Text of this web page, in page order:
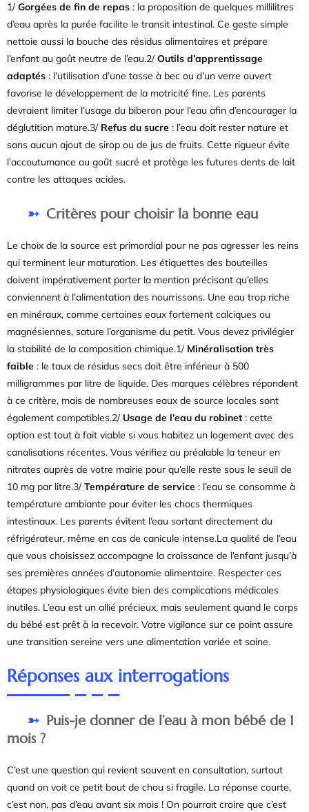
1/Gorgées de fin de repas : la proposition de quelques millilitres
d’eau après la purée facilite le transit intestinal. Ce geste simple
nettoie aussi la bouche des résidus alimentaires et prépare
l’enfant au goût neutre de l’eau.2/Outils d’apprentissage
adaptés : l’utilisation d’une tasse à bec ou d’un verre ouvert
favorise le développement de la motricité fine. Les parents
devraient limiter l’usage du biberon pour l’eau afin d’encourager la
déglutition mature.3/ Refus du sucre : l’eau doit rester nature et
sans aucun ajout de sirop ou de jus de fruits. Cette rigueur évite
l’accoutumance au goût sucré et protège les futures dents de lait
contre les attaques acides.
Critères pour choisir la bonne eau
Le choix de la source est primordial pour ne pas agresser les reins
qui terminent leur maturation. Les étiquettes des bouteilles
doivent impérativement porter la mention précisant qu’elles
conviennent à l’alimentation des nourrissons. Une eau trop riche
en minéraux, comme certaines eaux fortement calciques ou
magnésiennes, sature l’organisme du petit. Vous devez privilégier
la stabilité de la composition chimique.1/ Minéralisation très
faible : le taux de résidus secs doit être inférieur à 500
milligrammes par litre de liquide. Des marques célèbres répondent
à ce critère, mais de nombreuses eaux de source locales sont
également compatibles.2/ Usage de l’eau du robinet : cette
option est tout à fait viable si vous habitez un logement avec des
canalisations récentes. Vous vérifiez au préalable la teneur en
nitrates auprès de votre mairie pour qu’elle reste sous le seuil de
10 mg par litre.3/Température de service : l’eau se consomme à
température ambiante pour éviter les chocs thermiques
intestinaux. Les parents évitent l’eau sortant directement du
réfrigérateur, même en cas de canicule intense.La qualité de l’eau
que vous choisissez accompagne la croissance de l’enfant jusqu’à
ses premières années d’autonomie alimentaire. Respecter ces
étapes physiologiques évite bien des complications médicales
inutiles. L’eau est un allié précieux, mais seulement quand le corps
du bébé est prêt à la recevoir. Votre vigilance sur ce point assure
une transition sereine vers une alimentation variée et saine.
Réponses aux interrogations
Puis-je donner de l’eau à mon bébé de 1
mois ?
C’est une question qui revient souvent en consultation, surtout
quand on voit ce petit bout de chou si fragile. La réponse courte,
c’est non, pas d’eau avant six mois ! On pourrait croire que c’est